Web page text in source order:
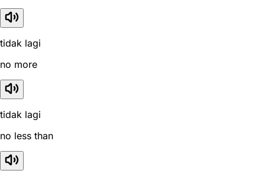
tidak lagi
no more
tidak lagi
no less than